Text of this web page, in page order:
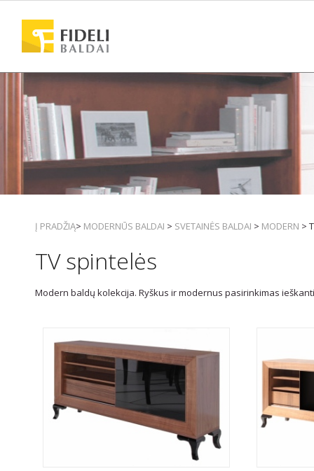
Į PRADŽIĄ> MODERNŪS BALDAI > SVETAINĖS BALDAI > MODERN >
TV spintelės
Modern baldų kolekcija. Ryškus ir modernus pasirinkimas